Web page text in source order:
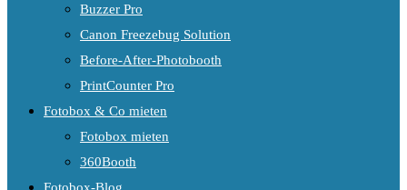
Buzzer Pro
Canon Freezebug Solution
Before-After-Photobooth
PrintCounter Pro
Fotobox & Co mieten
Fotobox mieten
360Booth